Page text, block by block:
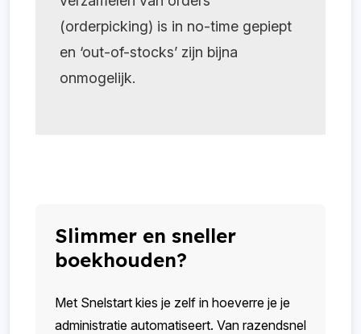
(orderpicking) is in no-time gepiept
en ‘out-of-stocks’ zijn bijna
onmogelijk.
Slimmer en sneller
boekhouden?
Met Snelstart kies je zelf in hoeverre je je
administratie automatiseert. Van razendsnel